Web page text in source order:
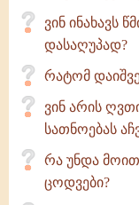
ვინ ინახავს
დასაღუპად?
რატომ
ვინ არის
სათნოებას
რა უნდა
ცოდვები?